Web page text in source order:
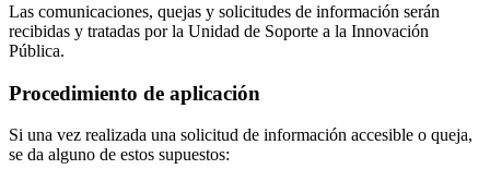
Las comunicaciones, quejas y solicitudes de información serán
recibidas y tratadas por la Unidad de Soporte a la Innovación
Pública.
Procedimiento de aplicación
Si una vez realizada una solicitud de información accesible o queja,
se da alguno de estos supuestos: